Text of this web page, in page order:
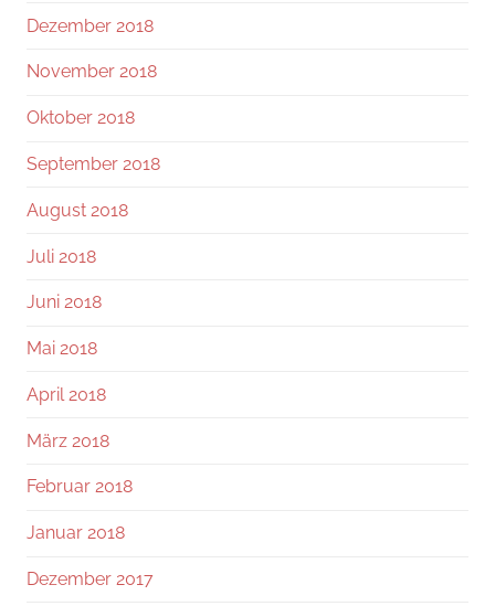
Dezember 2018
November 2018
Oktober 2018
September 2018
August 2018
Juli 2018
Juni 2018
Mai 2018
April 2018
März 2018
Februar 2018
Januar 2018
Dezember 2017